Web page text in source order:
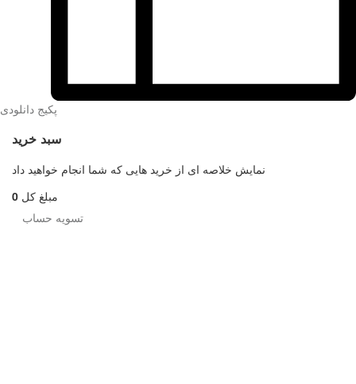
پکیج دانلودی
سبد خرید
نمایش خلاصه ای از خرید هایی که شما انجام خواهید داد
0 مبلغ کل
تسویه حساب